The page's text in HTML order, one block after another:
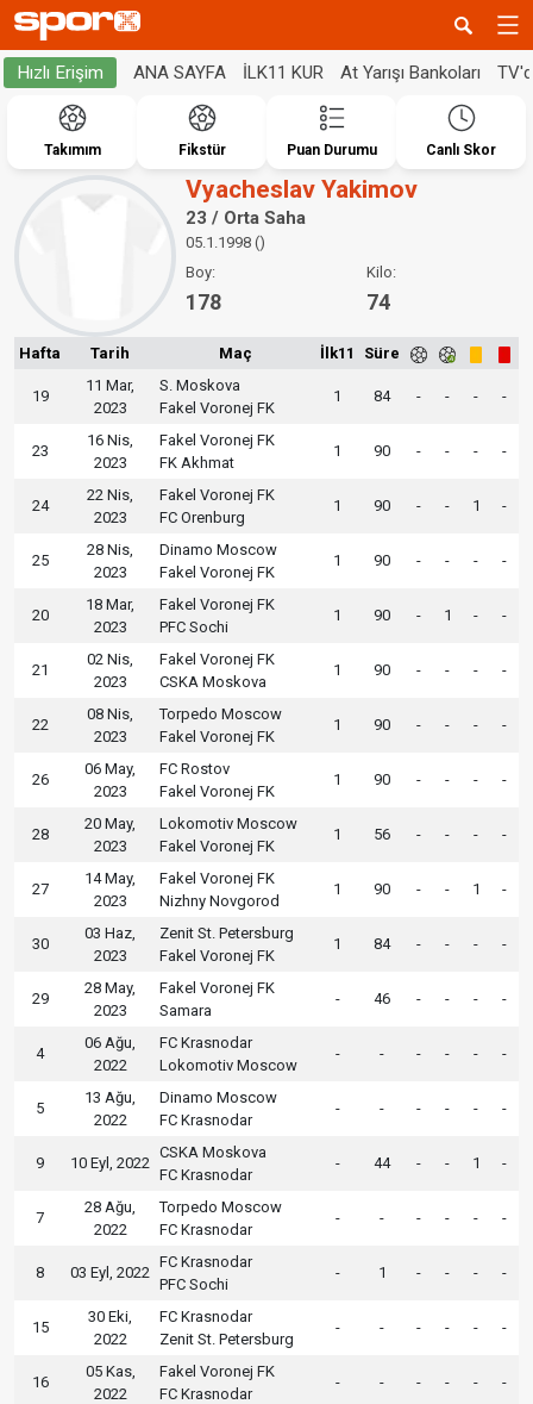
Hızlı Erişim ANA SAYFA İLK11 KUR At Yarışı Bankoları
Takımım Fikstür Puan Durumu Canlı Skor
Vyacheslav Yakimov
23 / Orta Saha
05.1.1998 ()
Boy:
178
Kilo:
74
Hafta Tarih Maç İlk11 Süre
19
11 Mar,
2023
S. Moskova
Fakel Voronej FK
1 84 - - - -
23
16 Nis,
2023
Fakel Voronej FK
FK Akhmat
1 90 - - - -
24
22 Nis,
2023
Fakel Voronej FK
FC Orenburg
1 90 - - 1 -
25
28 Nis,
2023
Dinamo Moscow
Fakel Voronej FK
1 90 - - - -
20
18 Mar,
2023
Fakel Voronej FK
PFC Sochi
1 90 - 1 - -
21
02 Nis,
2023
Fakel Voronej FK
CSKA Moskova
1 90 - - - -
22
08 Nis,
2023
Torpedo Moscow
Fakel Voronej FK
1 90 - - - -
26
06 May,
2023
FC Rostov
Fakel Voronej FK
1 90 - - - -
28
20 May,
2023
Lokomotiv Moscow
Fakel Voronej FK
1 56 - - - -
27
14 May,
2023
Fakel Voronej FK
Nizhny Novgorod
1 90 - - 1 -
30
03 Haz,
2023
Zenit St. Petersburg
Fakel Voronej FK
1 84 - - - -
29
28 May,
2023
Fakel Voronej FK
Samara
- 46 - - - -
4
06 Ağu,
2022
FC Krasnodar
Lokomotiv Moscow
- - - - - -
5
13 Ağu,
2022
Dinamo Moscow
FC Krasnodar
- - - - - -
9 10 Eyl, 2022
CSKA Moskova
FC Krasnodar
- 44 - - 1 -
7
28 Ağu,
2022
Torpedo Moscow
FC Krasnodar
- - - - - -
8 03 Eyl, 2022
FC Krasnodar
PFC Sochi
- 1 - - - -
15
30 Eki,
2022
FC Krasnodar
Zenit St. Petersburg
- - - - - -
16
05 Kas,
2022
Fakel Voronej FK
FC Krasnodar
- - - - - -